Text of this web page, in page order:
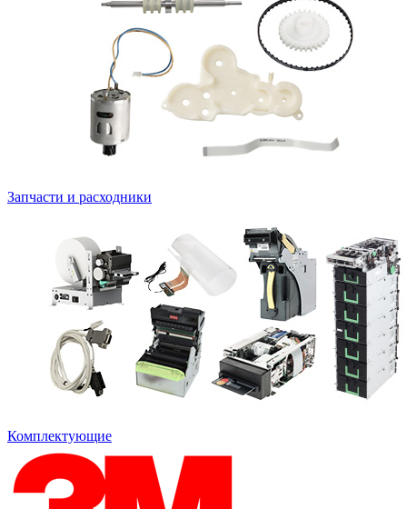
Запчасти и расходники
Комплектующие